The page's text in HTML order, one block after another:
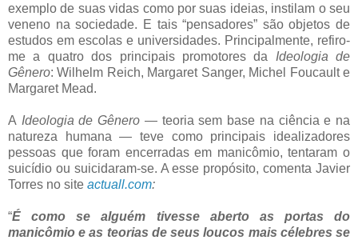
exemplo de suas vidas como por suas ideias, instilam o seu
veneno na sociedade. E tais “pensadores” são objetos de
estudos em escolas e universidades. Principalmente, refiro-
me a quatro dos principais promotores da Ideologia de
Gênero: Wilhelm Reich, Margaret Sanger, Michel Foucault e
Margaret Mead.
A Ideologia de Gênero — teoria sem base na ciência e na
natureza humana — teve como principais idealizadores
pessoas que foram encerradas em manicômio, tentaram o
suicídio ou suicidaram-se. A esse propósito, comenta Javier
Torres no site actuall.com:
“É como se alguém tivesse aberto as portas do
manicômio e as teorias de seus loucos mais célebres se